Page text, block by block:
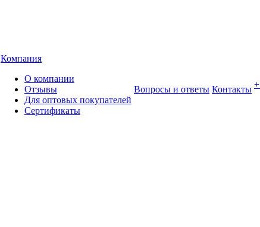
Компания
О компании
Отзывы
Для оптовых покупателей
Сертификаты
Вопросы и ответы Контакты